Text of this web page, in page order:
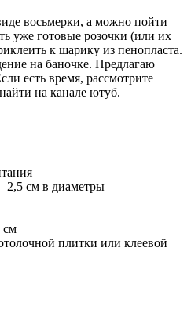
восьмерки, а можно пойти
уже готовые розочки (или их
к шарику из пенопласта.
на баночке. Предлагаю
есть время, рассмотрите
на канале ютуб.
2,5 см в диаметры
см
плитки или клеевой